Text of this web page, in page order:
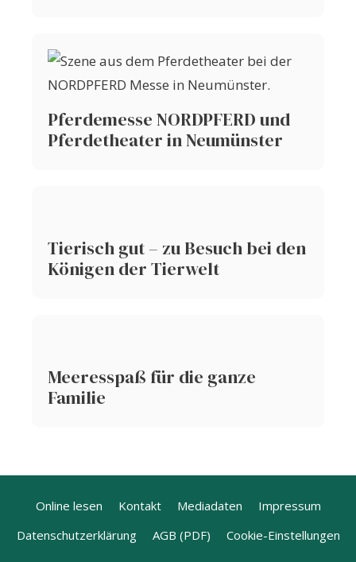
Pferdemesse NORDPFERD und
Pferdetheater in Neumünster
Tierisch gut – zu Besuch bei den
Königen der Tierwelt
Meeresspaß für die ganze
Familie
Online lesen Kontakt Mediadaten
Impressum
Datenschutzerklärung
AGB (PDF) Cookie-Einstellungen